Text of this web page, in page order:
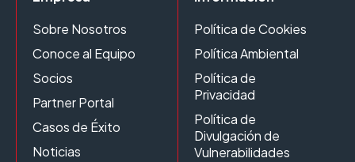
Sobre Nosotros
Conoce al Equipo
Socios
Partner Portal
Casos de Éxito
Noticias
Política de Cookies
Política Ambiental
Política de
Privacidad
Política de
Divulgación de
Vulnerabilidades